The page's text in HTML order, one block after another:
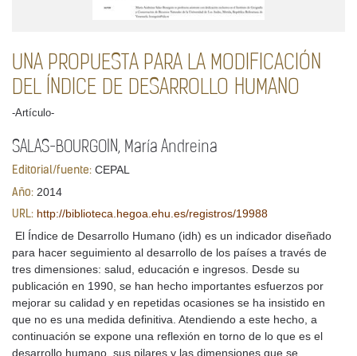
UNA PROPUESTA PARA LA MODIFICACIÓN
DEL ÍNDICE DE DESARROLLO HUMANO
-Artículo-
SALAS-BOURGOIN, María Andreina
Editorial/fuente: CEPAL
Año: 2014
URL: http://biblioteca.hegoa.ehu.es/registros/19988
El Índice de Desarrollo Humano (idh) es un indicador diseñado
para hacer seguimiento al desarrollo de los países a través de
tres dimensiones: salud, educación e ingresos. Desde su
publicación en 1990, se han hecho importantes esfuerzos por
mejorar su calidad y en repetidas ocasiones se ha insistido en
que no es una medida definitiva. Atendiendo a este hecho, a
continuación se expone una reflexión en torno de lo que es el
desarrollo humano, sus pilares y las dimensiones que se